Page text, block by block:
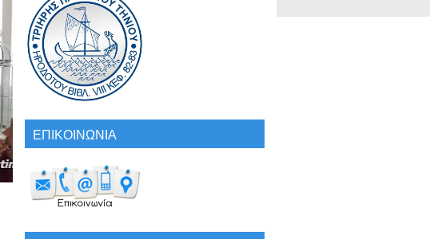
ΕΠΙΚΟΙΝΩΝΙΑ